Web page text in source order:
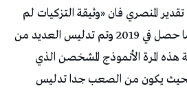
المنصري فان «وثيقة التزكيات لم
تكن صكا على بياض مثلما حصل في 2019 وتم تدليس العديد من
هذه المرة الأنموذج المشخصن الذي
بحيث يكون من الصعب جدا تدليس